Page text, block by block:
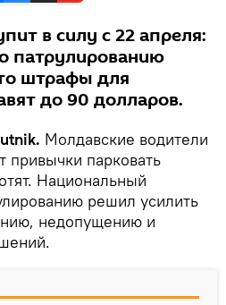
в силу с 22 апреля:
патрулированию
штрафы для
до 90 долларов.
Молдавские водители
привычки парковать
Национальный
решил усилить
недопущению и